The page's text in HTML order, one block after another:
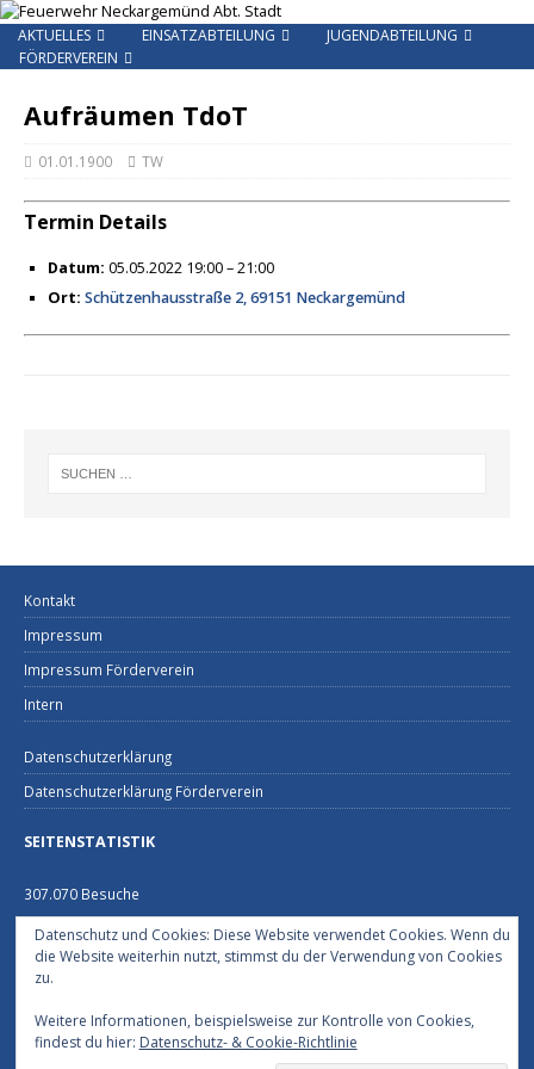
AKTUELLES EINSATZABTEILUNG
JUGENDABTEILUNG
FÖRDERVEREIN
Aufräumen TdoT
01.01.1900 TW
Termin Details
Datum: 05.05.2022 19:00–21:00
Ort: Schützenhausstraße 2, 69151 Neckargemünd
Kontakt
Impressum
Impressum Förderverein
Intern
Datenschutzerklärung
Datenschutzerklärung Förderverein
SEITENSTATISTIK
307.070 Besuche
FEUERWEHRHAUS NECKARGEMÜND
Schützenhausstraße 2
69151 Neckargemünd
06223/2229
Im Notfall 112 !!!
Datenschutz und Cookies: Diese Website verwendet Cookies. Wenn du
die Website weiterhin nutzt, stimmst du der Verwendung von Cookies
zu.
Weitere Informationen, beispielsweise zur Kontrolle von Cookies,
findest du hier: Datenschutz- & Cookie-Richtlinie